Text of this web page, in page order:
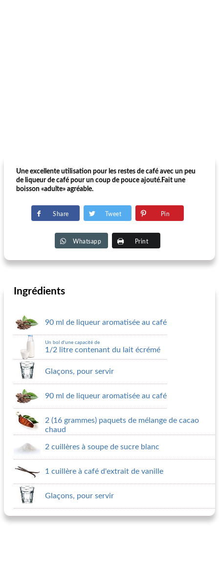
Une excellente utilisation pour les restes de café avec un peu
de liqueur de café pour un coup de pouce ajouté.Fait une
boisson «adulte» agréable.
Share Tweet Pin
Whatsapp Print
Ingrédients
90 ml de liqueur aromatisée au café
Un bol d'une capacité de
1/2 litre contenant du lait écrémé
Glaçons, pour servir
90 ml de liqueur aromatisée au café
2 (16 grammes) paquets de mélange de cacao
chaud
2 cuillères à soupe de sucre blanc
1 cuillère à café d'extrait de vanille
Glaçons, pour servir